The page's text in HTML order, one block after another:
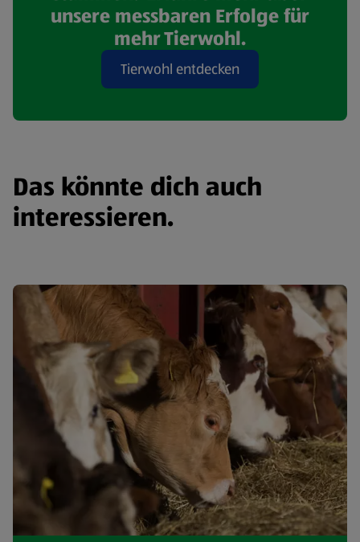
unsere messbaren Erfolge für
mehr Tierwohl.
Tierwohl entdecken(öffnet in einem neuen Tab)
Das könnte dich auch
interessieren.